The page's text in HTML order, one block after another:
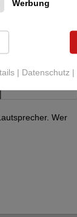
Wer
| Datenschutz |
Werbung